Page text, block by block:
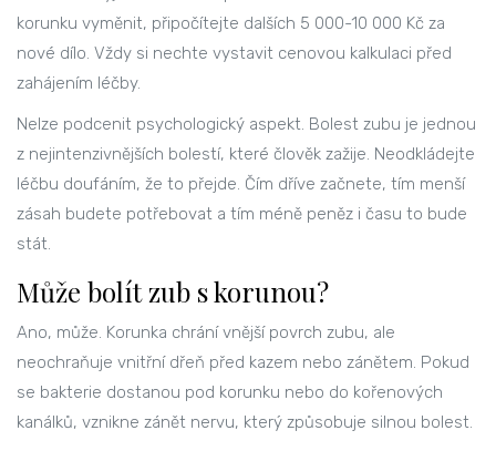
korunku vyměnit, připočítejte dalších 5 000-10 000 Kč za
nové dílo. Vždy si nechte vystavit cenovou kalkulaci před
zahájením léčby.
Nelze podcenit psychologický aspekt. Bolest zubu je jednou
z nejintenzivnějších bolestí, které člověk zažije. Neodkládejte
léčbu doufáním, že to přejde. Čím dříve začnete, tím menší
zásah budete potřebovat a tím méně peněz i času to bude
stát.
Může bolít zub s korunou?
Ano, může. Korunka chrání vnější povrch zubu, ale
neochraňuje vnitřní dřeň před kazem nebo zánětem. Pokud
se bakterie dostanou pod korunku nebo do kořenových
kanálků, vznikne zánět nervu, který způsobuje silnou bolest.